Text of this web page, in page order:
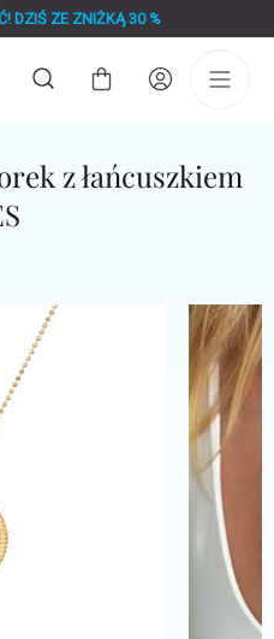
DZIŚ ZE ZNIŻKĄ 30 %
Koszyk
z łańcuszkiem